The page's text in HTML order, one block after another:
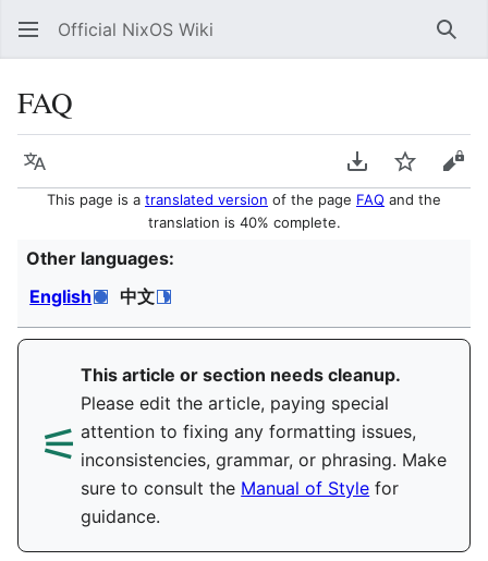
Official NixOS Wiki
FAQ
Language Download PDF
Watch
This page is a translated version of the page FAQ and the
translation is 40% complete.
Other languages:
English
中文
⚟︎
This article or section needs cleanup.
Please edit the article, paying special
attention to fixing any formatting issues,
inconsistencies, grammar, or phrasing. Make
sure to consult the Manual of Style for
guidance.